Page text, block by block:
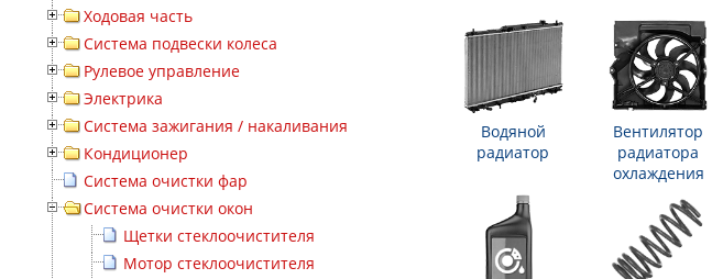
Ходовая часть
Система подвески колеса
Рулевое управление
Электрика
Система зажигания / накаливания
Кондиционер
Система очистки фар
Система очистки окон
Щетки стеклоочистителя
Мотор стеклоочистителя
Водяной
радиатор
Вентилятор
радиатора
охлаждения